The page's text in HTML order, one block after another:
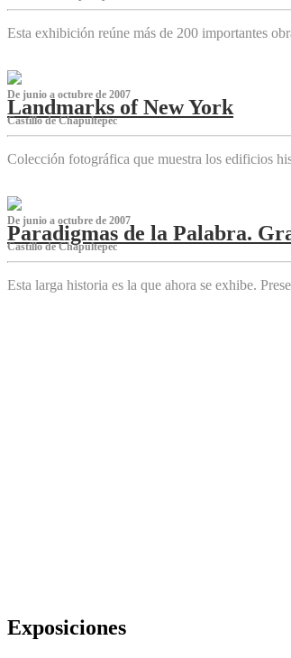
Esta exhibición reúne más de 200 importantes
De junio a octubre de 2007
Landmarks of New York
Castillo de Chapultepec
Colección fotográfica que muestra los edificios
De junio a octubre de 2007
Paradigmas de la Palabra.
Castillo de Chapultepec
Esta larga historia es la que ahora se exhibe.
Exposiciones